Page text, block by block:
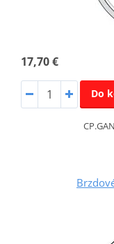
17,70 €
Do